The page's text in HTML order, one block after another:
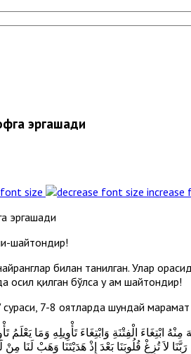
эргашади
size increase
шайтондир!
билан танилган. Улар
қилган бўлса у ҳам шайтондир!
7-8 оятларда шундай марҳамат
الْفِتْنَةِ وَابْتِغَاءَ تَأْوِيلِهِ وَمَا يَعْلَمُ
لاَ تُزِغْ قُلُوبَنَا بَعْدَ إِذْ هَدَيْتَنَا وَهَبْ لَنَا